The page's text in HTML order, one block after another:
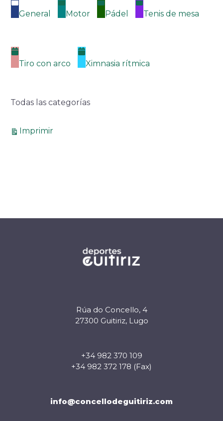
General Motor Pádel Tenis de mesa
Tiro con arco Ximnasia rítmica
Todas las categorías
ImprimirVistas
Rúa do Concello, 4
27300 Guitiriz, Lugo
+34 982 370 109
+34 982 372 178 (Fax)
info@concellodeguitiriz.com